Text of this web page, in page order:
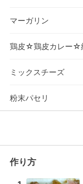
マーガリン
鶏皮☆鶏皮カレー☆
ミックスチーズ
粉末パセリ
作り方